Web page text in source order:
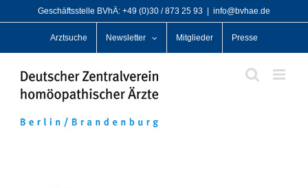
springen
Geschäftsstelle BVhÄ: +49 (0)30 / 873 25 93 info@bvhae.de
Arztsuche Newsletter Mitglieder Presse